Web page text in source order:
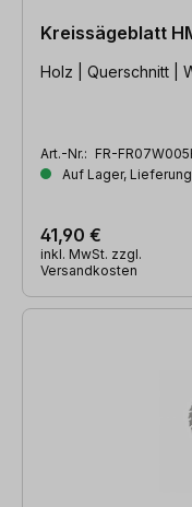
Kreissägeblatt
Holz | Querschnitt |
Art.-Nr.: FR-
Auf Lager,
41,90 €
inkl. MwSt. zzgl.
Versandkosten